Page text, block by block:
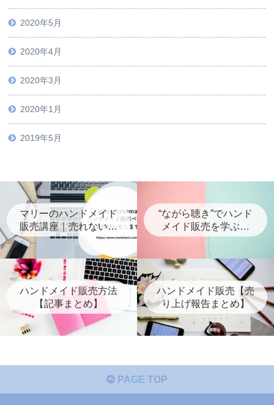
2020年5月
2020年4月
2020年3月
2020年1月
2019年5月
マリーのハンドメイド
販売講座｜売れないを
抜け出すための講座・
代行・個人コンサル案
内
“ながら聴き”でハンド
メイド販売を学ぶ！
【音声版マリーハッ
ハンドメイド販売方法
【記事まとめ】
ハンドメイド販売【売
り上げ報告まとめ】
PAGE TOP